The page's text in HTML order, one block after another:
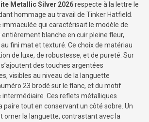
Metallic Silver 2026respecte à la lettre le
hommage au travail de Tinker Hatfield.
immaculée qui caractérisait le modèle de
entièrement blanche en cuir pleine fleur,
fini mat et texturé. Ce choix de matériau
de luxe, de robustesse, et de pureté. Sur
des touches argentées
visibles au niveau de la languette
23 brodé sur le flanc, et du motif
intermédiaire. Ces reflets métalliques
paire tout en conservant un côté sobre. Un
orner la languette, contrastant avec la